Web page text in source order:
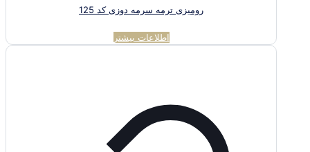
رومیزی ترمه سرمه دوزی کد 125
اطلاعات بیشتر